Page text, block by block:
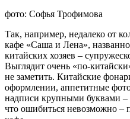
фото: Софья Трофимова
Так, например, недалеко от
кафе «Саша и Лена»,
китайских хозяев –
Выглядит очень «по-
не заметить. Китайские
оформлении, аппетитные
надписи крупными буквами –
что ошибиться невозможно –